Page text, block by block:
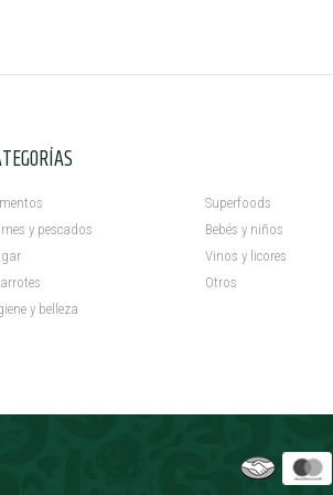
y pescados
y belleza
Superfoods
Bebés y niños
Vinos y licores
Otros